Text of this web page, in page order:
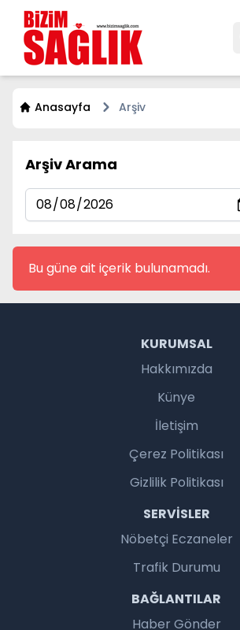
Anasayfa Arşiv
Arşiv Arama
Bu güne ait içerik bulunamadı.
KURUMSAL
Hakkımızda
Künye
İletişim
Çerez Politikası
Gizlilik Politikası
SERVISLER
Nöbetçi Eczaneler
Trafik Durumu
BAĞLANTILAR
Haber Gönder